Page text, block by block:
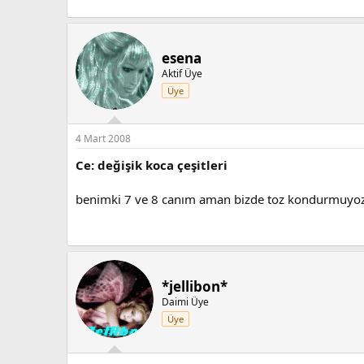
esena
Aktif Üye
Üye
4 Mart 2008
Ce: değişik koca çeşitleri
benimki 7 ve 8 canım aman bizde toz
*jellibon*
Daimi Üye
Üye